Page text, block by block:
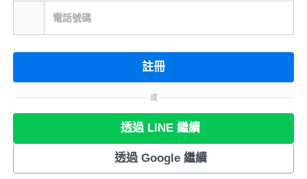
電話號碼
註冊
或
透過 LINE 繼續
透過 Google 繼續